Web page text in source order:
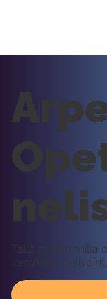
Tällä
venytetyt